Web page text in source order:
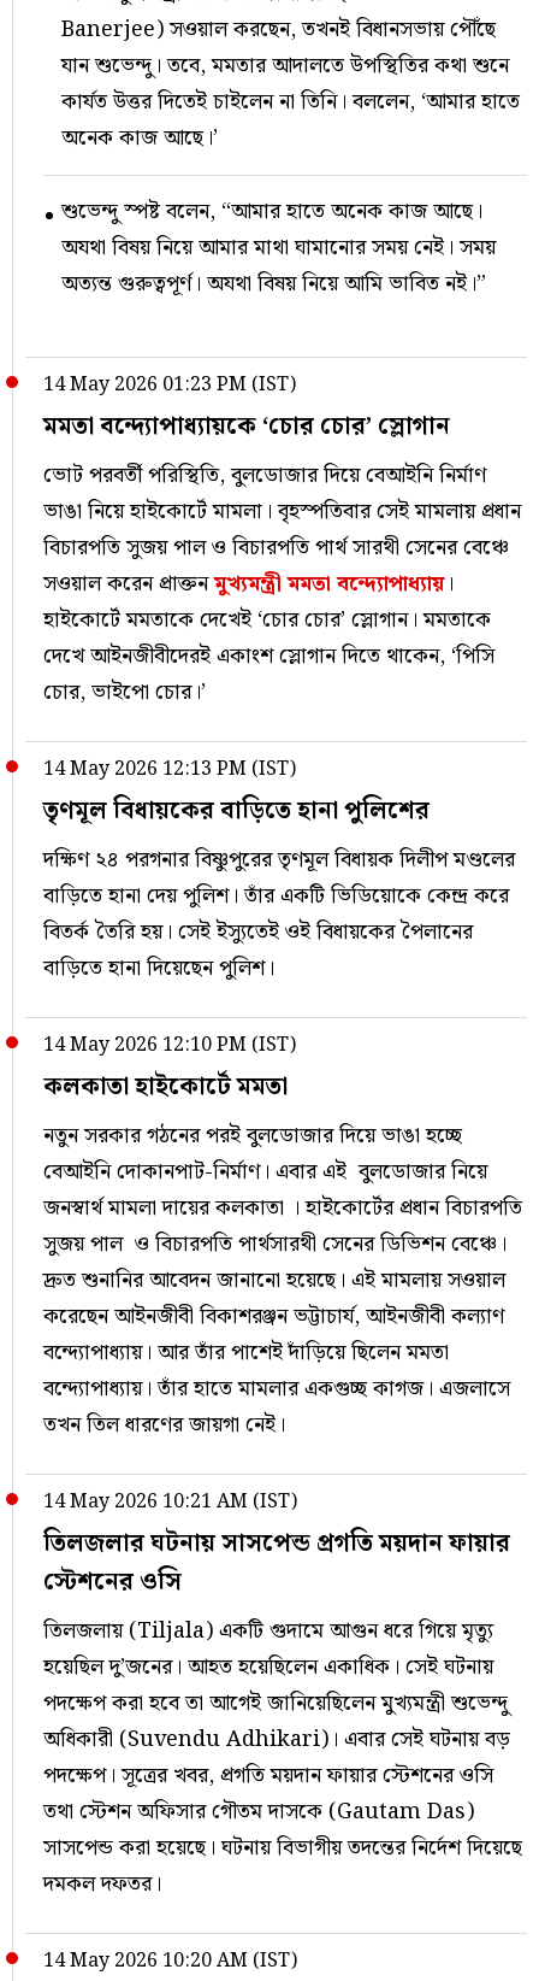
Banerjee) সওয়াল করছেন, তখনই বিধানসভায় পৌঁছে
যান শুভেন্দু। তবে, মমতার আদালতে উপস্থিতির কথা শুনে
কার্যত উত্তর দিতেই চাইলেন না তিনি। বললেন, ‘আমার হাতে
অনেক কাজ আছে।’
শুভেন্দু স্পষ্ট বলেন, “আমার হাতে অনেক কাজ আছে।
অযথা বিষয় নিয়ে আমার মাথা ঘামানোর সময় নেই। সময়
অত্যন্ত গুরুত্বপূর্ণ। অযথা বিষয় নিয়ে আমি ভাবিত নই।”
14 May 2026 01:23 PM (IST)
মমতা বন্দ্যোপাধ্যায়কে ‘চোর চোর’ স্লোগান
ভোট পরবর্তী পরিস্থিতি, বুলডোজার দিয়ে বেআইনি নির্মাণ
ভাঙা নিয়ে হাইকোর্টে মামলা। বৃহস্পতিবার সেই মামলায় প্রধান
বিচারপতি সুজয় পাল ও বিচারপতি পার্থ সারথী সেনের বেঞ্চে
সওয়াল করেন প্রাক্তনমুখ্যমন্ত্রী মমতা বন্দ্যোপাধ্যায়।
হাইকোর্টে মমতাকে দেখেই ‘চোর চোর’ স্লোগান। মমতাকে
দেখে আইনজীবীদেরই একাংশ স্লোগান দিতে থাকেন, ‘পিসি
চোর, ভাইপো চোর।’
14 May 2026 12:13 PM (IST)
তৃণমূল বিধায়কের বাড়িতে হানা পুলিশের
দক্ষিণ ২৪ পরগনার বিষ্ণুপুরের তৃণমূল বিধায়ক দিলীপ মণ্ডলের
বাড়িতে হানা দেয় পুলিশ। তাঁর একটি ভিডিয়োকে কেন্দ্র করে
বিতর্ক তৈরি হয়। সেই ইস্যুতেই ওই বিধায়কের পৈলানের
বাড়িতে হানা দিয়েছেন পুলিশ।
14 May 2026 12:10 PM (IST)
কলকাতা হাইকোর্টে মমতা
নতুন সরকার গঠনের পরই বুলডোজার দিয়ে ভাঙা হচ্ছে
বেআইনি দোকানপাট-নির্মাণ। এবার এই বুলডোজার নিয়ে
জনস্বার্থ মামলা দায়ের কলকাতা । হাইকোর্টের প্রধান বিচারপতি
সুজয় পাল ও বিচারপতি পার্থসারথী সেনের ডিভিশন বেঞ্চে।
দ্রুত শুনানির আবেদন জানানো হয়েছে। এই মামলায় সওয়াল
করেছেন আইনজীবী বিকাশরঞ্জন ভট্টাচার্য, আইনজীবী কল্যাণ
বন্দ্যোপাধ্যায়। আর তাঁর পাশেই দাঁড়িয়ে ছিলেন মমতা
বন্দ্যোপাধ্যায়। তাঁর হাতে মামলার একগুচ্ছ কাগজ। এজলাসে
তখন তিল ধারণের জায়গা নেই।
14 May 2026 10:21 AM (IST)
তিলজলার ঘটনায় সাসপেন্ড প্রগতি ময়দান ফায়ার
স্টেশনের ওসি
তিলজলায় (Tiljala) একটি গুদামে আগুন ধরে গিয়ে মৃত্যু
হয়েছিল দু’জনের। আহত হয়েছিলেন একাধিক। সেই ঘটনায়
পদক্ষেপ করা হবে তা আগেই জানিয়েছিলেন মুখ্যমন্ত্রী শুভেন্দু
অধিকারী (Suvendu Adhikari)। এবার সেই ঘটনায় বড়
পদক্ষেপ। সূত্রের খবর, প্রগতি ময়দান ফায়ার স্টেশনের ওসি
তথা স্টেশন অফিসার গৌতম দাসকে (Gautam Das)
সাসপেন্ড করা হয়েছে। ঘটনায় বিভাগীয় তদন্তের নির্দেশ দিয়েছে
দমকল দফতর।
14 May 2026 10:20 AM (IST)